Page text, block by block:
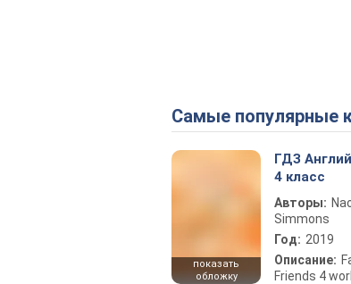
Самые популярные
показать
обложку
ГДЗ
4 класс
Авторы:
Simmons
Год: 2019
Описание:
Friends 4